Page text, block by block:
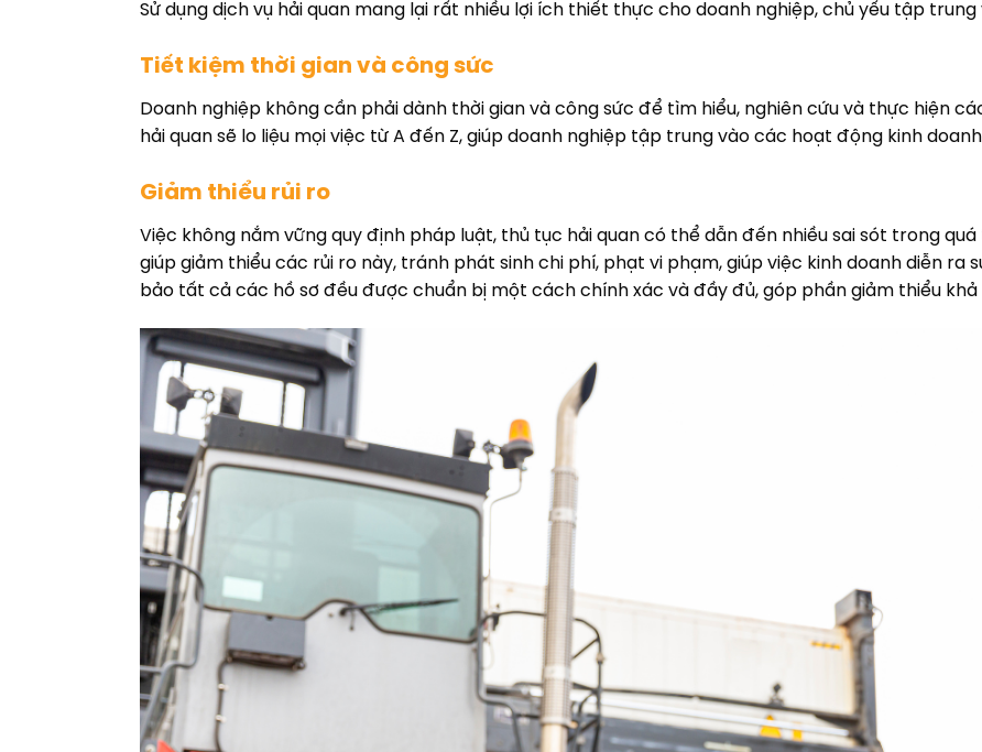
Sử dụng dịch vụ hải quan mang lại rất nhiều lợi ích thiết thực cho doanh nghiệp, chủ yếu tập trung
Tiết kiệm thời gian và công sức
Doanh nghiệp không cần phải dành thời gian và công sức để tìm hiểu, nghiên cứu và thực hiện
hải quan sẽ lo liệu mọi việc từ A đến Z, giúp doanh nghiệp tập trung vào các hoạt động kinh
Giảm thiểu rủi ro
Việc không nắm vững quy định pháp luật, thủ tục hải quan có thể dẫn đến nhiều sai sót trong
giúp giảm thiểu các rủi ro này, tránh phát sinh chi phí, phạt vi phạm, giúp việc kinh doanh diễn ra
bảo tất cả các hồ sơ đều được chuẩn bị một cách chính xác và đầy đủ, góp phần giảm thiểu khả